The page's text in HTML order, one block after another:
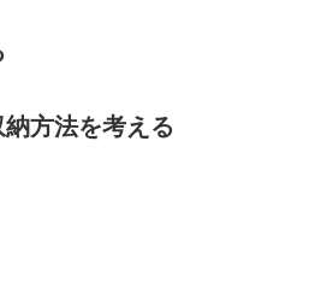
方法を考える